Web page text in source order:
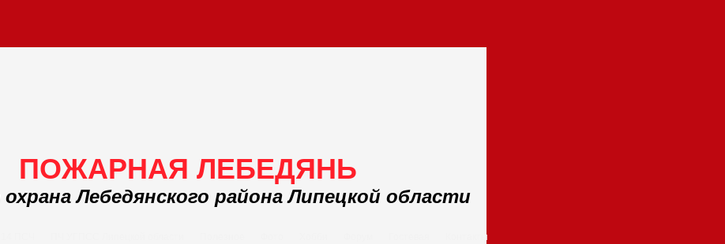
ПОЖАРНАЯ ЛЕБЕДЯНЬ
Лебедянского района Липецкой области
Контакты